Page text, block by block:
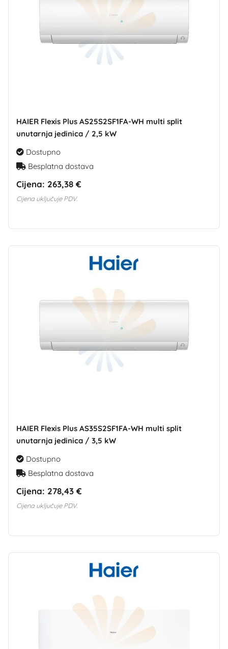
HAIER Flexis Plus AS25S2SF1FA-WH multi split
unutarnja jedinica / 2,5 kW
Dostupno
Besplatna dostava
Cijena: 263,38 €
Cijena uključuje PDV.
HAIER Flexis Plus AS35S2SF1FA-WH multi split
unutarnja jedinica / 3,5 kW
Dostupno
Besplatna dostava
Cijena: 278,43 €
Cijena uključuje PDV.